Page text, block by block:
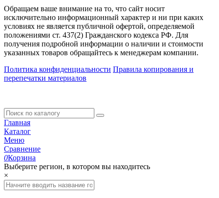
Обращаем ваше внимание на то, что сайт носит
исключительно информационный характер и ни при каких
условиях не является публичной офертой, определяемой
положениями ст. 437(2) Гражданского кодекса РФ. Для
получения подробной информации о наличии и стоимости
указанных товаров обращайтесь к менеджерам компании.
Политика конфиденциальности Правила копирования и
перепечатки материалов
Главная
Каталог
Меню
Сравнение
0Корзина
Выберите регион, в котором вы находитесь
×